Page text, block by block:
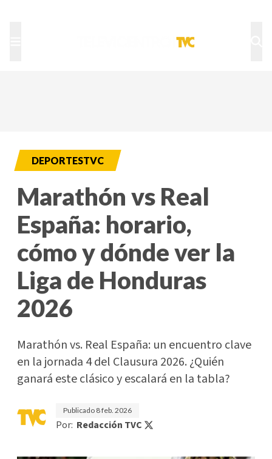
DEPORTESTVC
Marathón vs Real
España: horario,
cómo y dónde ver la
Liga de Honduras
2026
Marathón vs. Real España: un encuentro clave
en la jornada 4 del Clausura 2026. ¿Quién
ganará este clásico y escalará en la tabla?
Publicado 8 feb. 2026
Por: Redacción TVC